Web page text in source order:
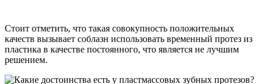
Стоит отметить, что такая совокупность положительных
качеств вызывает соблазн использовать временный протез из
пластика в качестве постоянного, что является не лучшим
решением.